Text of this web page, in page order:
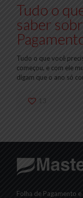
Tudo o
saber
Tudo o que você
começou, e com ele
digam que o ano só
13
Folha de Pagamento